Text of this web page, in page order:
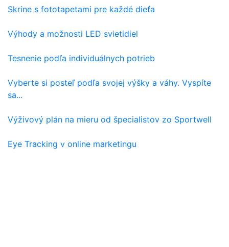
Skrine s fototapetami pre každé dieťa
Výhody a možnosti LED svietidiel
Tesnenie podľa individuálnych potrieb
Vyberte si posteľ podľa svojej výšky a váhy. Vyspíte
sa...
Výživový plán na mieru od špecialistov zo Sportwell
Eye Tracking v online marketingu